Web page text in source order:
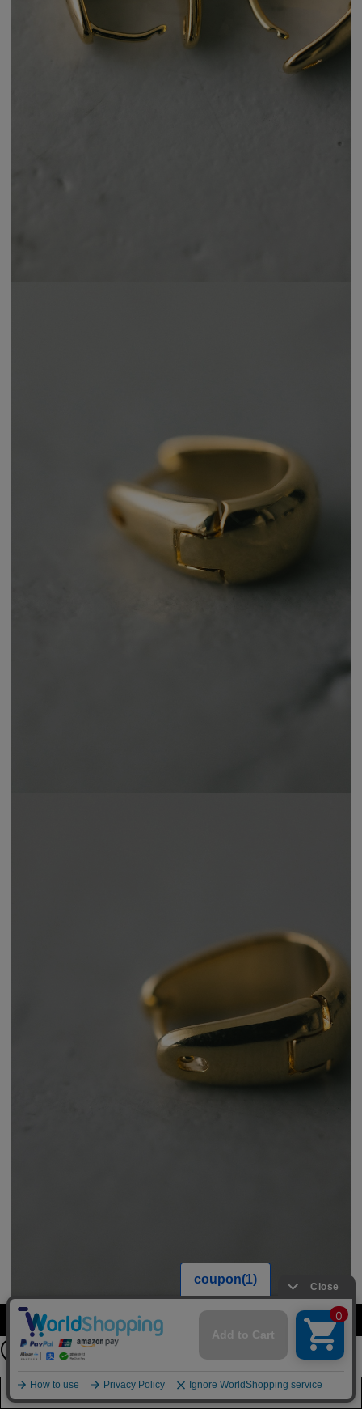
カラーを選択する（フリーサイズ）
店舗在庫を見る
【期間限定】
新規会員登録キャンペーン開催！
8月31日（月）23：59まで
詳しくは
こちら